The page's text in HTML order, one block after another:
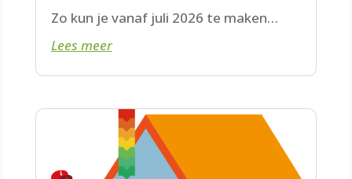
Zo kun je vanaf juli 2026 te maken
krijgen met een wachtlijst.
Lees meer